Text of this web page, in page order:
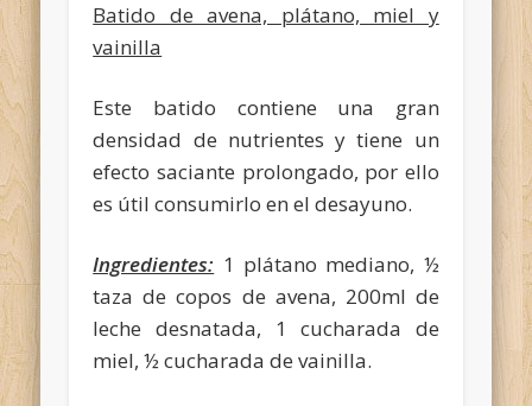
Batido de avena, plátano, miel y
vainilla
Este batido contiene una gran
densidad de nutrientes y tiene un
efecto saciante prolongado, por ello
es útil consumirlo en el desayuno.
Ingredientes: 1 plátano mediano, ½
taza de copos de avena, 200ml de
leche desnatada, 1 cucharada de
miel, ½ cucharada de vainilla.